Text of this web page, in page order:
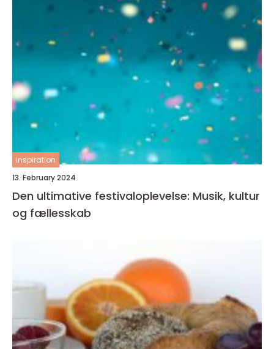
inspiration
13. February 2024
Den ultimative festivaloplevelse: Musik, kultur
og fællesskab